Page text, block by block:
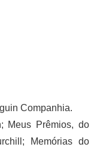
Companhia.
Meus Prêmios, do
Memórias do